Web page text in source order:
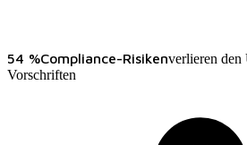
54 %Compliance-Risikenverlieren
Vorschriften